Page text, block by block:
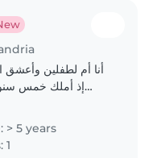
أنا أم لطفلين وأعشق
إذ أملك خمس
على بكالوريوس في
القراءة
> 5 years
1